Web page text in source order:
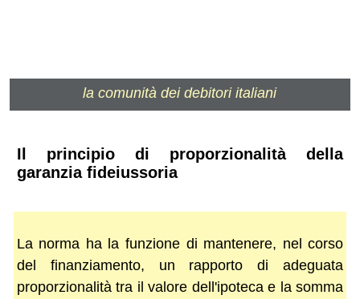
la comunità dei debitori italiani
Il principio di proporzionalità della
garanzia fideiussoria
La norma ha la funzione di mantenere, nel corso
del finanziamento, un rapporto di adeguata
proporzionalità tra il valore dell'ipoteca e la somma